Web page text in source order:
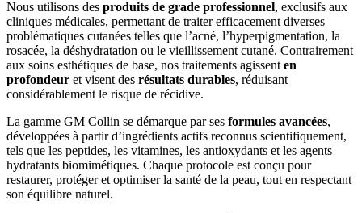
Nous utilisons des produits de grade professionnel, exclusifs aux
cliniques médicales, permettant de traiter efficacement diverses
problématiques cutanées telles que l’acné, l’hyperpigmentation, la
rosacée, la déshydratation ou le vieillissement cutané. Contrairement
aux soins esthétiques de base, nos traitements agissent en
profondeur et visent des résultats durables, réduisant
considérablement le risque de récidive.
La gamme GM Collin se démarque par ses formules avancées,
développées à partir d’ingrédients actifs reconnus scientifiquement,
tels que les peptides, les vitamines, les antioxydants et les agents
hydratants biomimétiques. Chaque protocole est conçu pour
restaurer, protéger et optimiser la santé de la peau, tout en respectant
son équilibre naturel.